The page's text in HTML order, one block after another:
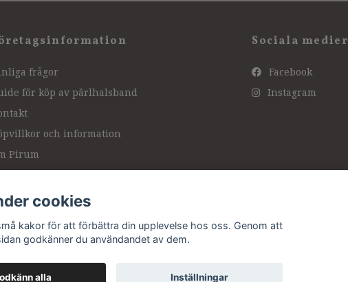
frågor
för köp av pärlhalsband
och information
Pirum
länkar
Sociala medier
Facebook
Instagram
cookies
kakor för att förbättra din upplevelse hos oss. Genom att
godkänner du användandet av dem.
alla Inställningar